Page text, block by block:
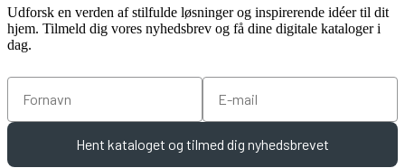
Udforsk en verden af stilfulde løsninger og inspirerende idéer til dit
hjem. Tilmeld dig vores nyhedsbrev og få dine digitale kataloger i
dag.
Fornavn Email
Hent kataloget og tilmed dig nyhedsbrevet